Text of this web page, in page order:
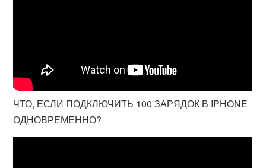
ЧТО, ЕСЛИ ПОДКЛЮЧИТЬ 100 ЗАРЯДОК В IPHONE
ОДНОВРЕМЕННО?